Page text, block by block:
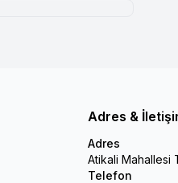
Adres &
Adres
Atikali Mahallesi
Telefon